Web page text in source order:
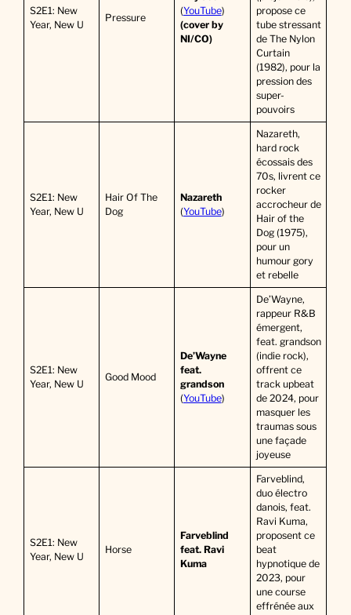
S2E1: New
Year, New U
Pressure
(YouTube)
(cover by
NI/CO)
propose ce
tube stressant
de The Nylon
Curtain
(1982), pour la
pression des
super-
pouvoirs
S2E1: New
Year, New U
Hair Of The
Dog
Nazareth
(YouTube)
Nazareth,
hard rock
écossais des
70s, livrent ce
rocker
accrocheur de
Hair of the
Dog (1975),
pour un
humour gory
et rebelle
S2E1: New
Year, New U
Good Mood
De’Wayne
feat.
grandson
(YouTube)
De’Wayne,
rappeur R&B
émergent,
feat. grandson
(indie rock),
offrent ce
track upbeat
de 2024, pour
masquer les
traumas sous
une façade
joyeuse
S2E1: New
Year, New U
Horse
Farveblind
feat. Ravi
Kuma
Farveblind,
duo électro
danois, feat.
Ravi Kuma,
proposent ce
beat
hypnotique de
2023, pour
une course
effrénée aux